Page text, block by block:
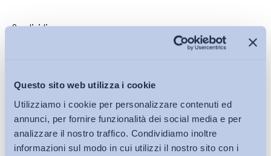
Questo sito web utilizza i cookie
Utilizziamo i cookie per personalizzare contenuti ed
annunci, per fornire funzionalità dei social media e per
analizzare il nostro traffico. Condividiamo inoltre
informazioni sul modo in cui utilizzi il nostro sito con i
Condividi su:
Iscriviti alla Newsletter